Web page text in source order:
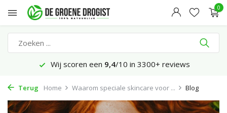
0
Wij scoren een 9,4/10 in 3300+ reviews
Terug Home Waarom speciale skincare voor ... Blog